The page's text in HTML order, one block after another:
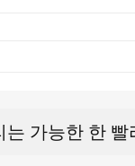
가능한 한